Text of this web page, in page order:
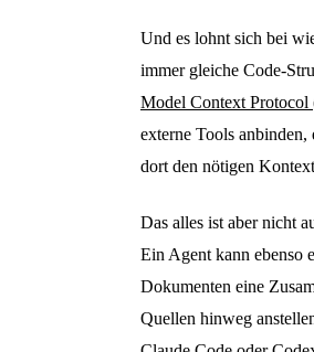
Und es lohnt sich bei
immer gleiche Code-
Model Context Protocol
externe Tools anbinden,
dort den nötigen
Das alles ist aber nicht
Ein Agent kann ebenso
Dokumenten eine
Quellen hinweg